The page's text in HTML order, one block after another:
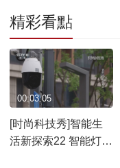
精彩看點
[时尚科技秀]智能生
活新探索22 智能灯控
00:03:05